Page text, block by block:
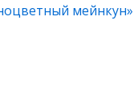
мейнкун»